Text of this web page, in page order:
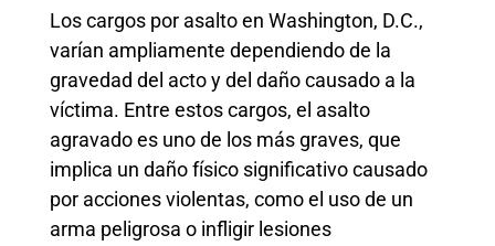
Los cargos por asalto en Washington, D.C.,
varían ampliamente dependiendo de la
gravedad del acto y del daño causado a la
víctima. Entre estos cargos, el asalto
agravado es uno de los más graves, que
implica un daño físico significativo causado
por acciones violentas, como el uso de un
arma peligrosa o infligir lesiones